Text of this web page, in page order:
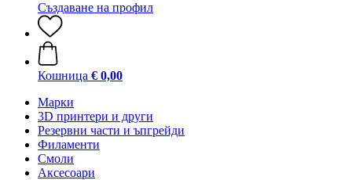
Създаване на профил
Кошница € 0,00
Mарки
3D принтери и други
Резервни части и ъпгрейди
Филаменти
Смоли
Аксесоари